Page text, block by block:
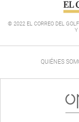
© 2022 EL CORREO DEL
Y
QUIÉNES